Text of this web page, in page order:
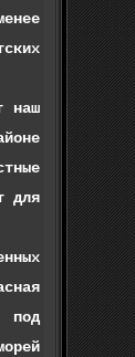
наш
для
под